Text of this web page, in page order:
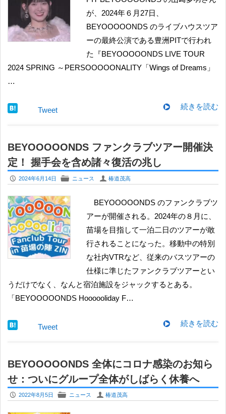
が、2024年６月27日、
BEYOOOOONDS のライブハウスツア
ーの最終公演である豊洲PITで行われ
た『BEYOOOOONDS LIVE TOUR
2024 SPRING ～PERSOOOOONALITY「Wings of Dreams」
…
続きを読む
Tweet
BEYOOOOONDS ファンクラブツアー開催決
定！ 握手会を含め諸々復活の兆し
P 2024年6月14日 F ニュース U 椿道茂高
BEYOOOOONDS のファンクラブツ
アーが開催される。2024年の８月に、
苗場を目指して一泊二日のツアーが敢
行されることになった。移動中の特別
な社内VTRなど、従来のバスツアーの
仕様に準じたファンクラブツアーとい
うだけでなく、なんと宿泊施設をジャックするとある。
「BEYOOOOONDS Hoooooliday F…
続きを読む
Tweet
BEYOOOOONDS 全体にコロナ感染のお知ら
せ：ついにグループ全体がしばらく休養へ
P 2022年8月5日 F ニュース U 椿道茂高